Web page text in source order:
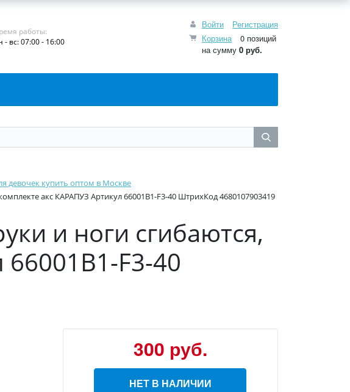
Войти
Регистрация
Корзина
0 позиций
на сумму 0 руб.
работы:
- вс: 07:00 - 16:00
девочек купить оптом в Москве
акс КАРАПУЗ Артикул 66001B1-F3-40 ШтрихКод 4680107903419
и ноги сгибаются,
F3-40
300 руб.
НЕТ В НАЛИЧИИ